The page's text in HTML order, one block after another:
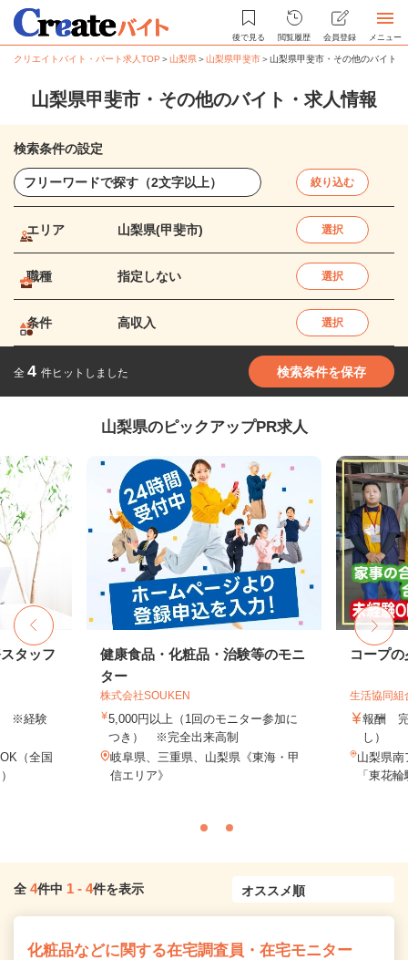
後で見る 閲覧履歴 会員登録 メニュー
クリエイトバイト・パート求人TOP ＞山梨県＞山梨県甲斐市＞山梨県甲斐市・その他のバイト
山梨県甲斐市・その他のバイト・求人情報
検索条件の設定
絞り込む
エリア 山梨県(甲斐市) 選択
職種 指定しない 選択
条件 高収入 選択
全 4 件ヒットしました 検索条件を保存
山梨県のピックアップPR求人
タッフ
※経験
（全国
健康食品・化粧品・治験等のモニ
ター
株式会社SOUKEN
5,000円以上（1回のモニター参加に
つき） ※完全出来高制
岐阜県、三重県、山梨県《東海・甲
信エリア》
コープ
生活協同
報酬 完
し）
山梨県
「東花
全 4件中 1 - 4件を表示
化粧品などに関する在宅調査員・在宅モニター